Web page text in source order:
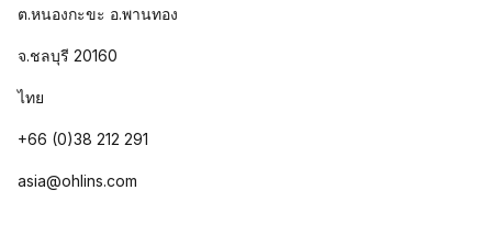
ต.หนองกะขะ อ.พานทอง
จ.ชลบุรี 20160
ไทย
+66 (0)38 212 291
asia@ohlins.com